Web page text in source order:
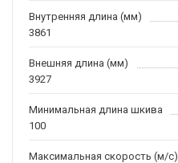
Внутренняя длина (мм)
3861
Внешняя длина (мм)
3927
Минимальная длина шкива
100
Максимальная скорость (м/c)